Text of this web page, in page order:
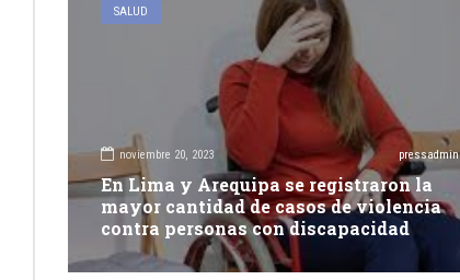
SALUD
noviembre 20, 2023 pressadmin
En Lima y Arequipa se registraron la
mayor cantidad de casos de violencia
contra personas con discapacidad